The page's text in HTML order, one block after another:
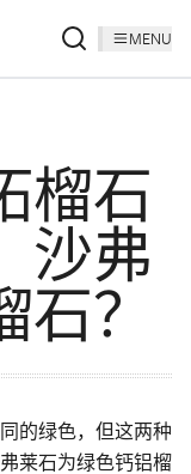
MENU
榴石
沙弗
？
的绿色，但这两种
莱石为绿色钙铝榴